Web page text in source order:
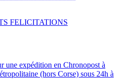
FELICITATIONS
une expédition en Chronopost à
(hors Corse) sous 24h à